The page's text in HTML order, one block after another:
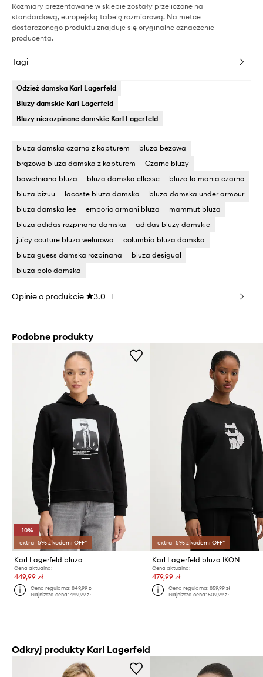
Rozmiary prezentowane w sklepie zostały przeliczone na
standardową, europejską tabelę rozmiarową. Na metce
dostarczonego produktu znajduje się oryginalne oznaczenie
producenta.
Tagi
Odzież damska Karl Lagerfeld
Bluzy damskie Karl Lagerfeld
Bluzy nierozpinane damskie Karl Lagerfeld
bluza damska czarna z kapturem
bluza beżowa
brązowa bluza damska z kapturem
Czarne bluzy
bawełniana bluza
bluza damska ellesse
bluza la mania czarna
bluza bizuu
lacoste bluza damska
bluza damska under armour
bluza damska lee
emporio armani bluza
mammut bluza
bluza adidas rozpinana damska
adidas bluzy damskie
juicy couture bluza welurowa
columbia bluza damska
bluza guess damska rozpinana
bluza desigual
bluza polo damska
Opinie o produkcie 3.0 1
Podobne produkty
-10%
extra -5% z kodem: OFF*
Karl Lagerfeld bluza
Cena aktualna:
449,99 zł
Cena regularna:849,99 zł
Najniższa cena:499,99 zł
extra -5% z kodem: OFF*
Karl Lagerfeld bluza IKON
Cena aktualna:
479,99 zł
Cena regularna: 859,99 zł
Najniższa cena: 509,99 zł
Odkryj produkty Karl Lagerfeld